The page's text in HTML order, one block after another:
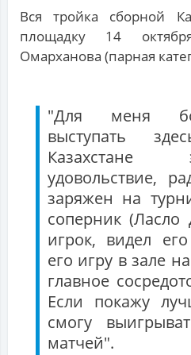
Вся тройка сборной
площадку 14
Омарханова (парная
"Для меня
выступать
Казахстане
удовольствие,
заряжен на
соперник
игрок, видел
его игру в зале
главное
Если покажу
смогу
матчей".